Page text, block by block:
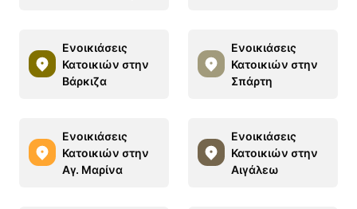
Ενοικιάσεις
Κατοικιών στην
Βάρκιζα
Ενοικιάσεις
Κατοικιών στην
Σπάρτη
Ενοικιάσεις
Κατοικιών στην
Αγ. Μαρίνα
Ενοικιάσεις
Κατοικιών στην
Αιγάλεω